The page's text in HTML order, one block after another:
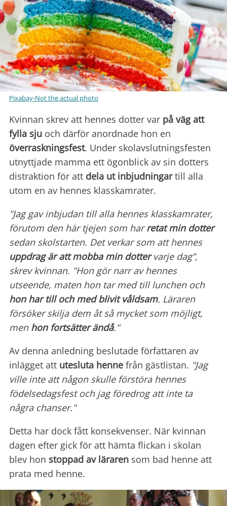
Pixabay-Not the actual photo
Kvinnan skrev att hennes dotter var på väg att
fylla sju och därför anordnade hon en
överraskningsfest. Under skolavslutningsfesten
utnyttjade mamma ett ögonblick av sin dotters
distraktion för att dela ut inbjudningartill alla
utom en av hennes klasskamrater.
"Jag gav inbjudan till alla hennes klasskamrater,
förutom den här tjejen som harretat min dotter
sedan skolstarten. Det verkar som att hennes
uppdrag är att mobba min dottervarje dag”,
skrev kvinnan. "Hon gör narr av hennes
utseende, maten hon tar med till lunchen och
hon har till och med blivit våldsam. Läraren
försöker skilja dem åt så mycket som möjligt,
men hon fortsätter ändå."
Av denna anledning beslutade författaren av
inlägget att utesluta henne från gästlistan. "Jag
ville inte att någon skulle förstöra hennes
födelsedagsfest och jag föredrog att inte ta
några chanser."
Detta har dock fått konsekvenser. När kvinnan
dagen efter gick för att hämta flickan i skolan
blev hon stoppad av läraren som bad henne att
prata med henne.